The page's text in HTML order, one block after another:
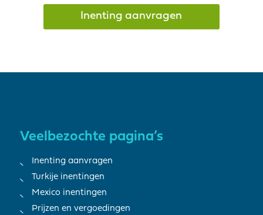
Inenting aanvragen
Veelbezochte pagina’s
Inenting aanvragen
Turkije inentingen
Mexico inentingen
Prijzen en vergoedingen